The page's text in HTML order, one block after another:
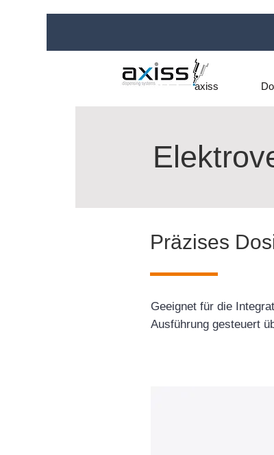
axiss
Präzises
Geeignet für die
Ausführung gesteuert